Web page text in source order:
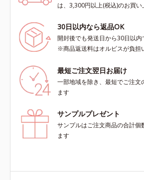
は、3,300円以上(税込)のお買
30日以内なら返品OK
開封後でも発送日から30日以
※商品返送料はオルビスが負担
最短ご注文翌日お届け
一部地域を除き、最短でご注文
ます
サンプルプレゼント
サンプルはご注文商品の合計個
ます